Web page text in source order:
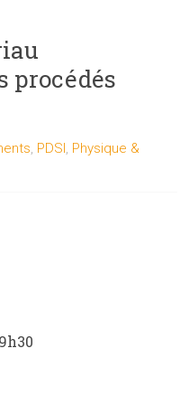
procédés
, PDSI, Physique &